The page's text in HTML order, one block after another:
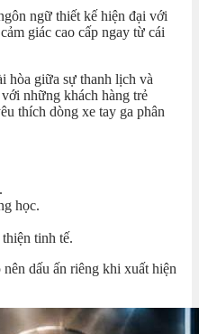
ngữ thiết kế hiện đại với
giác cao cấp ngay từ cái
hòa giữa sự thanh lịch và
những khách hàng trẻ
thích dòng xe tay ga phân
học.
tinh tế.
dấu ấn riêng khi xuất hiện